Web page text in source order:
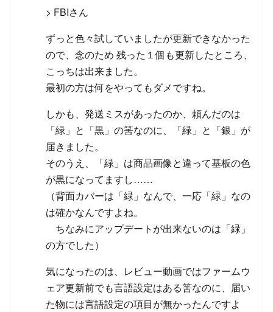
> FBIさん
ずっと色々試していましたが更新できなかった
ので、念のため 残った１個も更新したところ、
こっちは出来ました。
最初の方は何をやってもダメですね。
しかも、発送ミスがあったのか、頼んだのは
「緑」と「黒」の筈なのに、「緑」と「銀」が
届きました。
そのうえ、「緑」は商品画像と違って基板の色
が黒になってますし……
（背面カバーは「緑」なんで、一応「緑」なの
は確かなんですよね。
ちなみにアップデートが出来ないのは「緑」
の方でした）
気になったのは、レビュー動画ではファームウ
ェア更新前でも言語設定はある筈なのに、届い
た物には言語設定の項目が無かったんですよ